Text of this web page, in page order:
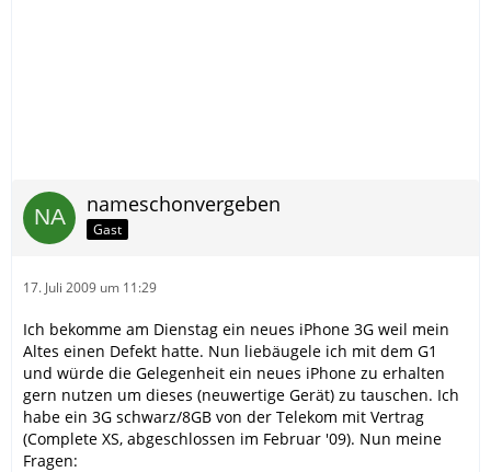
nameschonvergeben
Gast
17. Juli 2009 um 11:29
Ich bekomme am Dienstag ein neues iPhone 3G weil mein
Altes einen Defekt hatte. Nun liebäugele ich mit dem G1
und würde die Gelegenheit ein neues iPhone zu erhalten
gern nutzen um dieses (neuwertige Gerät) zu tauschen. Ich
habe ein 3G schwarz/8GB von der Telekom mit Vertrag
(Complete XS, abgeschlossen im Februar '09). Nun meine
Fragen: